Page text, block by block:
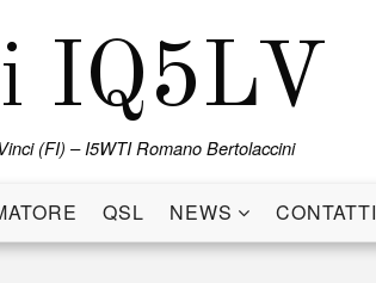
IQ5LV
(FI) – I5WTI Romano Bertolaccini
QSL NEWS CONTATTI